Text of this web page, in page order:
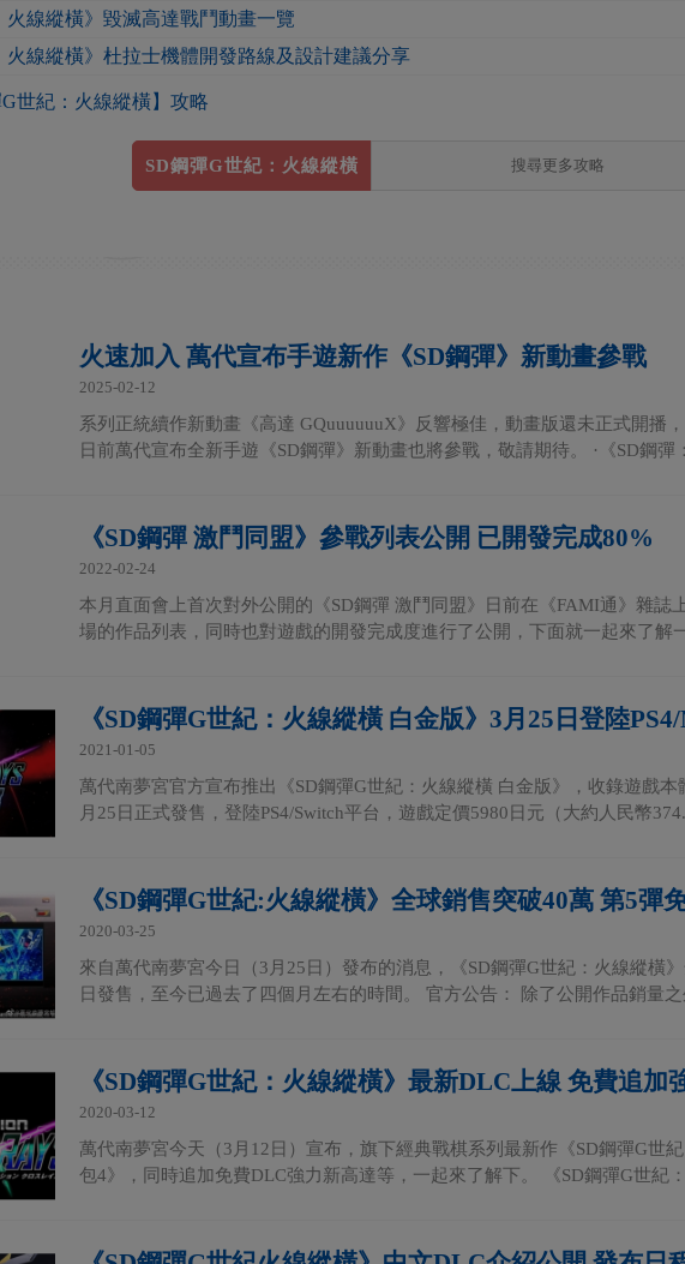
火線縱橫》毀滅高達戰鬥動畫一覽
火線縱橫》杜拉士機體開發路線及設計建議分享
世紀：火線縱橫】攻略
SD鋼彈G世紀：火線縱橫
火速加入 萬代宣布手遊新作《SD鋼彈》新動畫參戰
2025-02-12
系列正統續作新動畫《高達 GQuuuuuuX》反響極佳，動畫版還未正式開播
日前萬代宣布全新手遊《SD鋼彈》新動畫也將參戰，敬請期待。 ·《SD鋼彈
《SD鋼彈 激鬥同盟》參戰列表公開 已開發完成80%
2022-02-24
本月直面會上首次對外公開的《SD鋼彈 激鬥同盟》日前在《FAMI通》雜誌
場的作品列表，同時也對遊戲的開發完成度進行了公開，下面就一起來了解
《SD鋼彈G世紀：火線縱橫 白金版》3月25日登陸PS4/
2021-01-05
萬代南夢宮官方宣布推出《SD鋼彈G世紀：火線縱橫 白金版》，收錄遊戲
月25日正式發售，登陸PS4/Switch平台，遊戲定價5980日元（大約人民幣
《SD鋼彈G世紀:火線縱橫》全球銷售突破40萬 第5彈
2020-03-25
來自萬代南夢宮今日（3月25日）發布的消息，《SD鋼彈G世紀：火線縱橫
日發售，至今已過去了四個月左右的時間。 官方公告： 除了公開作品銷量
《SD鋼彈G世紀：火線縱橫》最新DLC上線 免費追加
2020-03-12
萬代南夢宮今天（3月12日）宣布，旗下經典戰棋系列最新作《SD鋼彈G世
包4》，同時追加免費DLC強力新高達等，一起來了解下。 《SD鋼彈G世紀